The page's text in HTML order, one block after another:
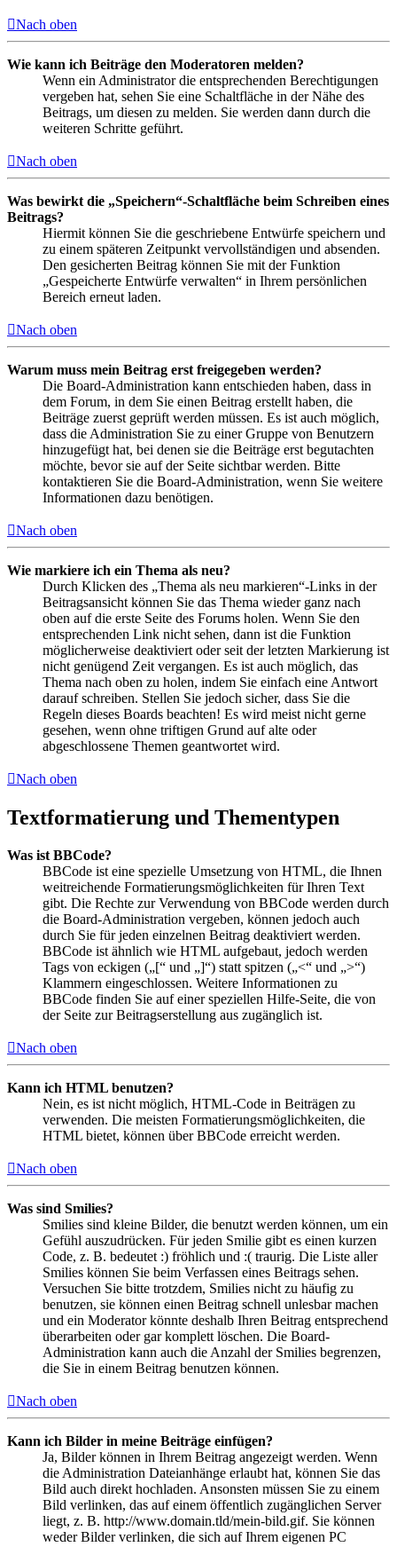
Nach oben
Wie kann ich Beiträge den Moderatoren melden?
Wenn ein Administrator die entsprechenden Berechtigungen
vergeben hat, sehen Sie eine Schaltfläche in der Nähe des
Beitrags, um diesen zu melden. Sie werden dann durch die
weiteren Schritte geführt.
Nach oben
Was bewirkt die „Speichern“-Schaltfläche beim Schreiben eines
Beitrags?
Hiermit können Sie die geschriebene Entwürfe speichern und
zu einem späteren Zeitpunkt vervollständigen und absenden.
Den gesicherten Beitrag können Sie mit der Funktion
„Gespeicherte Entwürfe verwalten“ in Ihrem persönlichen
Bereich erneut laden.
Nach oben
Warum muss mein Beitrag erst freigegeben werden?
Die Board-Administration kann entschieden haben, dass in
dem Forum, in dem Sie einen Beitrag erstellt haben, die
Beiträge zuerst geprüft werden müssen. Es ist auch möglich,
dass die Administration Sie zu einer Gruppe von Benutzern
hinzugefügt hat, bei denen sie die Beiträge erst begutachten
möchte, bevor sie auf der Seite sichtbar werden. Bitte
kontaktieren Sie die Board-Administration, wenn Sie weitere
Informationen dazu benötigen.
Nach oben
Wie markiere ich ein Thema als neu?
Durch Klicken des „Thema als neu markieren“-Links in der
Beitragsansicht können Sie das Thema wieder ganz nach
oben auf die erste Seite des Forums holen. Wenn Sie den
entsprechenden Link nicht sehen, dann ist die Funktion
möglicherweise deaktiviert oder seit der letzten Markierung ist
nicht genügend Zeit vergangen. Es ist auch möglich, das
Thema nach oben zu holen, indem Sie einfach eine Antwort
darauf schreiben. Stellen Sie jedoch sicher, dass Sie die
Regeln dieses Boards beachten! Es wird meist nicht gerne
gesehen, wenn ohne triftigen Grund auf alte oder
abgeschlossene Themen geantwortet wird.
Nach oben
Textformatierung und Thementypen
Was ist BBCode?
BBCode ist eine spezielle Umsetzung von HTML, die Ihnen
weitreichende Formatierungsmöglichkeiten für Ihren Text
gibt. Die Rechte zur Verwendung von BBCode werden durch
die Board-Administration vergeben, können jedoch auch
durch Sie für jeden einzelnen Beitrag deaktiviert werden.
BBCode ist ähnlich wie HTML aufgebaut, jedoch werden
Tags von eckigen („[“ und „]“) statt spitzen („<“ und „>“)
Klammern eingeschlossen. Weitere Informationen zu
BBCode finden Sie auf einer speziellen Hilfe-Seite, die von
der Seite zur Beitragserstellung aus zugänglich ist.
Nach oben
Kann ich HTML benutzen?
Nein, es ist nicht möglich, HTML-Code in Beiträgen zu
verwenden. Die meisten Formatierungsmöglichkeiten, die
HTML bietet, können über BBCode erreicht werden.
Nach oben
Was sind Smilies?
Smilies sind kleine Bilder, die benutzt werden können, um ein
Gefühl auszudrücken. Für jeden Smilie gibt es einen kurzen
Code, z. B. bedeutet :) fröhlich und :( traurig. Die Liste aller
Smilies können Sie beim Verfassen eines Beitrags sehen.
Versuchen Sie bitte trotzdem, Smilies nicht zu häufig zu
benutzen, sie können einen Beitrag schnell unlesbar machen
und ein Moderator könnte deshalb Ihren Beitrag entsprechend
überarbeiten oder gar komplett löschen. Die Board-
Administration kann auch die Anzahl der Smilies begrenzen,
die Sie in einem Beitrag benutzen können.
Nach oben
Kann ich Bilder in meine Beiträge einfügen?
Ja, Bilder können in Ihrem Beitrag angezeigt werden. Wenn
die Administration Dateianhänge erlaubt hat, können Sie das
Bild auch direkt hochladen. Ansonsten müssen Sie zu einem
Bild verlinken, das auf einem öffentlich zugänglichen Server
liegt, z. B. http://www.domain.tld/mein-bild.gif. Sie können
weder Bilder verlinken, die sich auf Ihrem eigenen PC